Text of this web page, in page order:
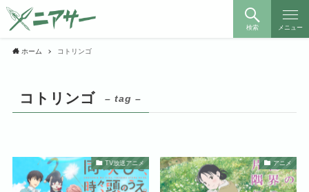
検索 メニュー
ホーム コトリンゴ
コトリンゴ – tag –
TV放送アニメ アニメ